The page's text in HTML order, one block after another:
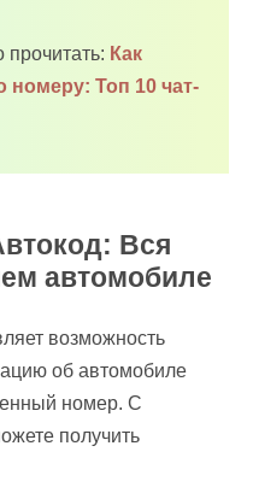
прочитать: Как
Топ 10 чат-
Вся
автомобиле
возможность
об автомобиле
номер. С
получить